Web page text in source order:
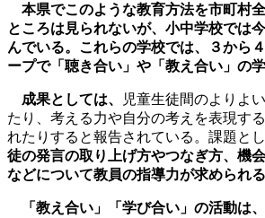
本県でこのような教育方法を市町村
ところは見られないが、小中学校では
んでいる。これらの学校では、３から
ープで「聴き合い」や「教え合い」の
成果としては、
児童生徒間のよりよ
たり、考える力や自分の考えを表現す
れたりすると報告されている。課題とし
徒の発言の取り上げ方やつなぎ方、機
などについて教員の指導力が求められ
「教え合い」「学び合い」の活動は